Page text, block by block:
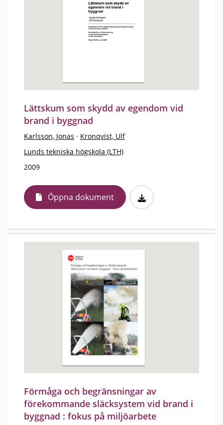
Lättskum som skydd av egendom vid
brand i byggnad
Karlsson, Jonas · Kronqvist, Ulf
Lunds tekniska högskola (LTH)
2009
Öppna dokument
Förmåga och begränsningar av
förekommande släcksystem vid brand i
byggnad : fokus på miljöarbete